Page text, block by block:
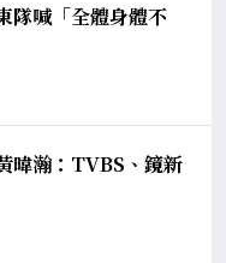
隊喊「全體身體不
暐瀚：TVBS、鏡新